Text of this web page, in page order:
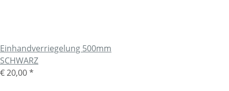
Einhandverriegelung 500mm
SCHWARZ
€ 20,00*